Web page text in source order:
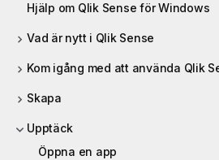
Hjälp om Qlik Sense för Windows
Vad är nytt i Qlik Sense
Kom igång med att använda Qlik
Skapa
Upptäck
Öppna en app